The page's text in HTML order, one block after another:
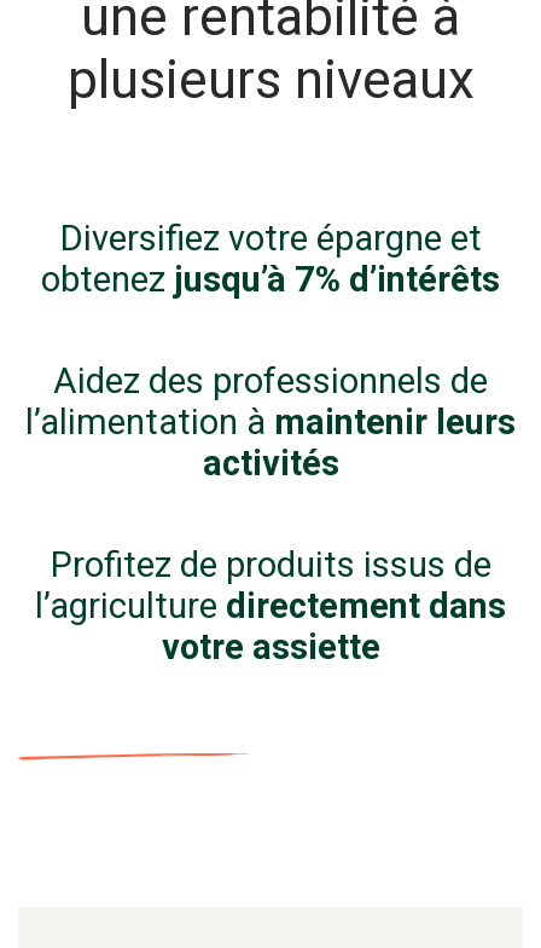
une rentabilité à
plusieurs niveaux
Diversifiez votre épargne et
obtenez jusqu’à 7% d’intérêts
Aidez des professionnels de
l’alimentation à maintenir leurs
activités
Profitez de produits issus de
l’agriculture directement dans
votre assiette